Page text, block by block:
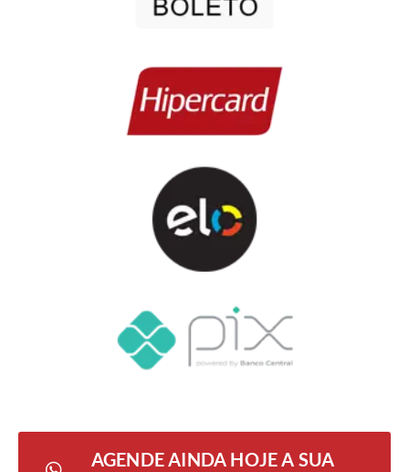
AGENDE AINDA HOJE A SUA